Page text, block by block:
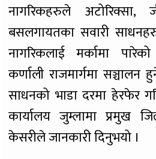
नागरिकहरुले अटोरिक्सा,
बसलगायतका सवारी
नागरिकलाई मर्कामा
कर्णाली राजमार्गमा सञ्चालन
साधनको भाडा दरमा हेरफेर
कार्यालय जुम्लामा प्रमुख
केसरीले जानकारी दिनुभयो ।